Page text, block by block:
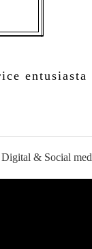
entusiasta
Digital & Social